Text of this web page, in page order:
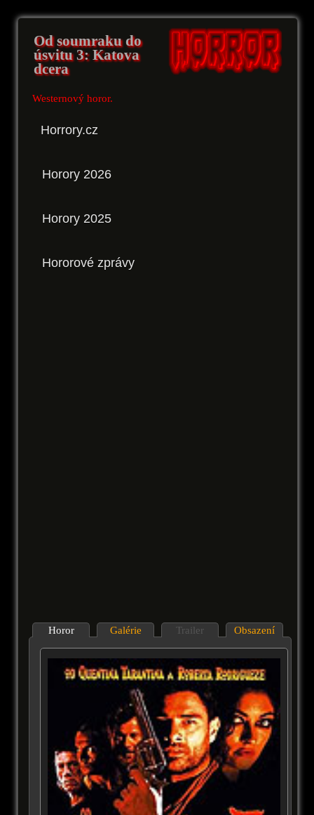
Od soumraku do
úsvitu 3: Katova
dcera
Westernový horor.
Horrory.cz
Horory 2026
Horory 2025
Hororové zprávy
Horor Galérie Trailer Obsazení